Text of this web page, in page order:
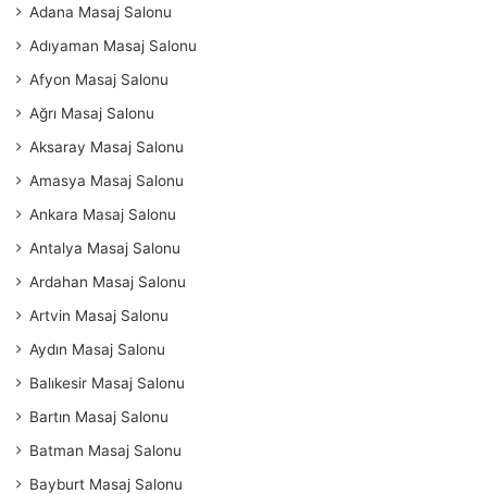
Adana Masaj Salonu
Adıyaman Masaj Salonu
Afyon Masaj Salonu
Ağrı Masaj Salonu
Aksaray Masaj Salonu
Amasya Masaj Salonu
Ankara Masaj Salonu
Antalya Masaj Salonu
Ardahan Masaj Salonu
Artvin Masaj Salonu
Aydın Masaj Salonu
Balıkesir Masaj Salonu
Bartın Masaj Salonu
Batman Masaj Salonu
Bayburt Masaj Salonu